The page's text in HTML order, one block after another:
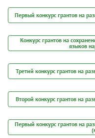
Первый конкурс грантов на
Конкурс грантов на
языков
Третий конкурс грантов на
Второй конкурс грантов на
Первый конкурс грантов на